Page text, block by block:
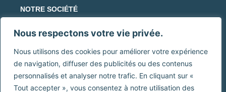
Nous respectons votre vie privée.
Nous utilisons des cookies pour améliorer votre expérience
de navigation, diffuser des publicités ou des contenus
personnalisés et analyser notre trafic. En cliquant sur «
Tout accepter », vous consentez à notre utilisation des
NOTRE SOCIÉTÉ
NOS RÉALISATIONS
CONTACT
MENTIONS LÉGALES